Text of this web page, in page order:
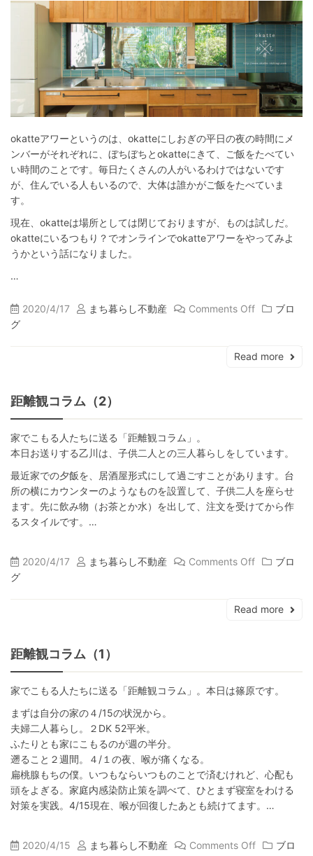
okatteアワーというのは、okatteにしおぎの平日の夜の時間にメ
ンバーがそれぞれに、ぼちぼちとokatteにきて、ご飯をたべてい
い時間のことです。毎日たくさんの人がいるわけではないです
が、住んでいる人もいるので、大体は誰かがご飯をたべていま
す。
現在、okatteは場所としては閉じておりますが、ものは試しだ。
okatteにいるつもり？でオンラインでokatteアワーをやってみよ
うかという話になりました。
…
2020/4/17 まち暮らし不動産 Comments Off
ブロ
グ
Read more
距離観コラム（2）
家でこもる人たちに送る「距離観コラム」。
本日お送りする乙川は、子供二人との三人暮らしをしています。
最近家での夕飯を、居酒屋形式にして過ごすことがあります。台
所の横にカウンターのようなものを設置して、子供二人を座らせ
ます。先に飲み物（お茶とか水）を出して、注文を受けてから作
るスタイルです。…
2020/4/17 まち暮らし不動産 Comments Off
ブロ
グ
Read more
距離観コラム（1）
家でこもる人たちに送る「距離観コラム」。本日は篠原です。
まずは自分の家の４/15の状況から。
夫婦二人暮らし。２DK 52平米。
ふたりとも家にこもるのが週の半分。
遡ること２週間。４/１の夜、喉が痛くなる。
扁桃腺もちの僕。いつもならいつものことで済むけれど、心配も
頭をよぎる。家庭内感染防止策を調べて、ひとまず寝室をわける
対策を実践。4/15現在、喉が回復したあとも続けてます。…
2020/4/15 まち暮らし不動産 Comments Off
ブロ